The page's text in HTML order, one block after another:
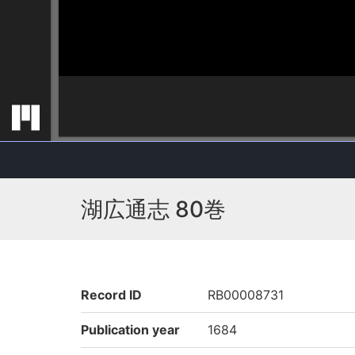
湖広通志 80巻
Record ID RB00008731
Publication year 1684